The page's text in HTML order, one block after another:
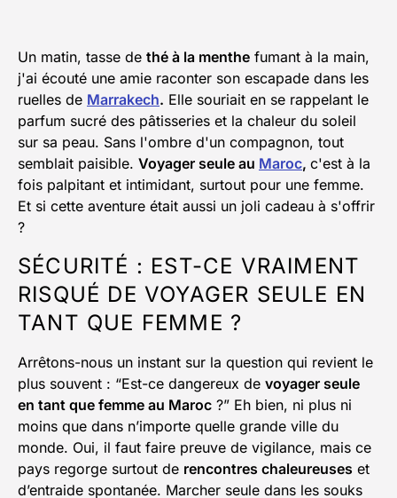
Un matin, tasse de thé à la menthe fumant à la main,
j'ai écouté une amie raconter son escapade dans les
ruelles de Marrakech. Elle souriait en se rappelant le
parfum sucré des pâtisseries et la chaleur du soleil
sur sa peau. Sans l'ombre d'un compagnon, tout
semblait paisible. Voyager seule au Maroc, c'est à la
fois palpitant et intimidant, surtout pour une femme.
Et si cette aventure était aussi un joli cadeau à s'offrir
?
SÉCURITÉ : EST-CE VRAIMENT
RISQUÉ DE VOYAGER SEULE EN
TANT QUE FEMME ?
Arrêtons-nous un instant sur la question qui revient le
plus souvent : “Est-ce dangereux de voyager seule
en tant que femme au Maroc ?” Eh bien, ni plus ni
moins que dans n’importe quelle grande ville du
monde. Oui, il faut faire preuve de vigilance, mais ce
pays regorge surtout de rencontres chaleureuses et
d’entraide spontanée. Marcher seule dans les souks